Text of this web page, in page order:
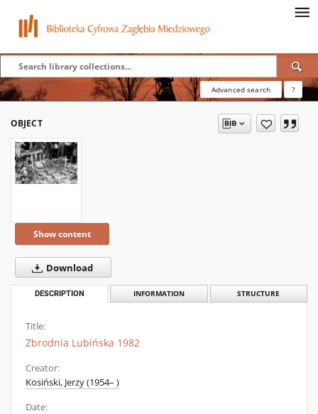
Advanced search ?
OBJECT
Show content
Download
DESCRIPTION INFORMATION STRUCTURE
Title:
Zbrodnia Lubińska 1982
Creator:
Kosiński, Jerzy (1954– )
Date: